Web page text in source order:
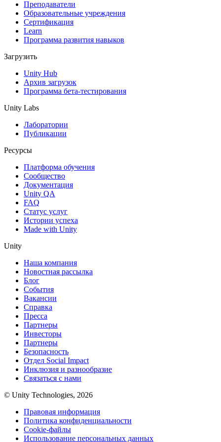
XR-игры
Запускайте XR-игры на разных платформах
Упрощенное создание многопользовательских игр
Преподаватели
Образовательные учреждения
Сертификация
Learn
Программа развития навыков
Загрузить
Unity Hub
Архив загрузок
Программа бета-тестирования
Unity Labs
Лаборатории
Публикации
Ресурсы
Платформа обучения
Сообщество
Документация
Unity QA
FAQ
Статус услуг
Истории успеха
Made with Unity
Unity
Наша компания
Новостная рассылка
Блог
События
Вакансии
Справка
Пресса
Партнеры
Инвесторы
Партнеры
Безопасность
Отдел Social Impact
Инклюзия и разнообразие
Связаться с нами
© Unity Technologies, 2026
Правовая информация
Политика конфиденциальности
Cookie-файлы
Использование персональных данных